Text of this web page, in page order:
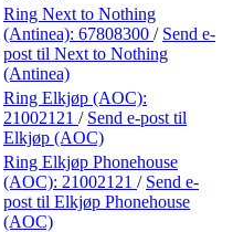
Ring Next to Nothing
(Antinea): 67808300 / Send e-
post til Next to Nothing
(Antinea)
Ring Elkjøp (AOC):
21002121 / Send e-post til
Elkjøp (AOC)
Ring Elkjøp Phonehouse
(AOC): 21002121 / Send e-
post til Elkjøp Phonehouse
(AOC)